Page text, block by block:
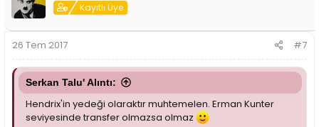
Kayıtlı Üye
26 Tem 2017 #7
Serkan Talu' Alıntı:
Hendrix'in yedeği olaraktır muhtemelen. Erman Kunter
seviyesinde transfer olmazsa olmaz